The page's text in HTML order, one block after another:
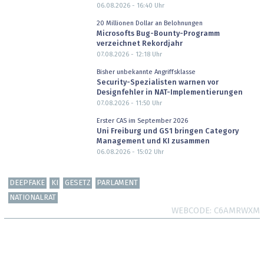
06.08.2026 - 16:40 Uhr
20 Millionen Dollar an Belohnungen
Microsofts Bug-Bounty-Programm
verzeichnet Rekordjahr
07.08.2026 - 12:18Uhr
Bisher unbekannte Angriffsklasse
Security-Spezialisten warnen vor
Designfehler in NAT-Implementierungen
07.08.2026 - 11:50 Uhr
Erster CAS im September 2026
Uni Freiburg und GS1 bringen Category
Management und KI zusammen
06.08.2026 - 15:02 Uhr
DEEPFAKE KI GESETZ
PARLAMENT
NATIONALRAT
WEBCODE C6AMRWXM